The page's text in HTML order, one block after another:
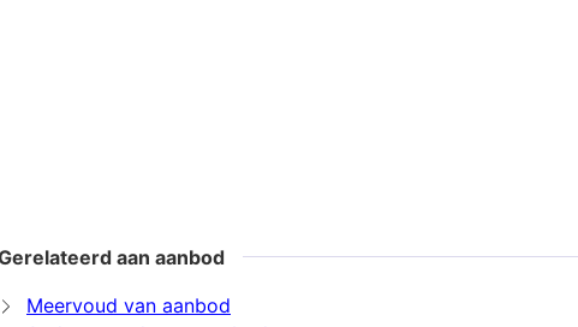
aan aanbod
Meervoud van aanbod